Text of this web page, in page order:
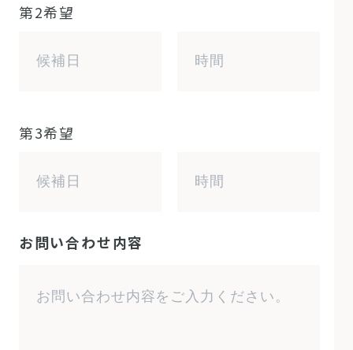
第2希望
第3希望
お問い合わせ内容